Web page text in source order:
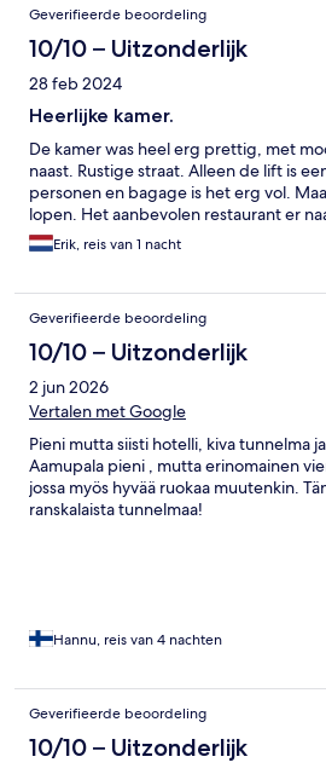
Geverifieerde beoordeling
10/10 – Uitzonderlijk
28 feb 2024
Heerlijke kamer.
De kamer was heel erg prettig, met
naast. Rustige straat. Alleen de lift is
personen en bagage is het erg vol.
lopen. Het aanbevolen restaurant er
Erik, reis van 1 nacht
Geverifieerde beoordeling
10/10 – Uitzonderlijk
2 jun 2026
Vertalen met Google
Pieni mutta siisti hotelli, kiva tunnelma
Aamupala pieni , mutta erinomainen
jossa myös hyvää ruokaa muutenkin.
ranskalaista tunnelmaa!
Hannu, reis van 4 nachten
Geverifieerde beoordeling
10/10 – Uitzonderlijk